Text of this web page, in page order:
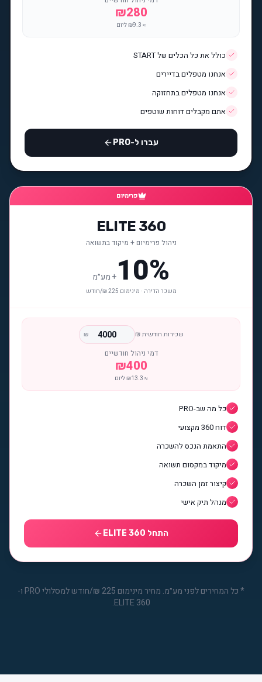
₪280
≈ ₪
9.3 ליום
כולל את כל הכלים של START
אנחנו מטפלים בדיירים
אנחנו מטפלים בתחזוקה
אתם מקבלים דוחות שוטפים
עברו ל-PRO
פרימיום
ELITE 360
ניהול פרימיום + מיקוד בתשואה
10%
+מע״מ
משכר הדירה · מינימום 225 ₪/חודש
שכירות חודשית ₪ ₪
דמי ניהול חודשיים
₪400
≈ ₪
13.3 ליום
כל מה שב-PRO
דוח 360 מקצועי
התאמת הנכס להשכרה
מיקוד במקסום תשואה
קיצור זמן השכרה
מנהל תיק אישי
התחל ELITE 360
*
כל המחירים לפני מע״מ. מחיר מינימום 225 ₪/חודש למסלולי PRO ו-
ELITE 360.